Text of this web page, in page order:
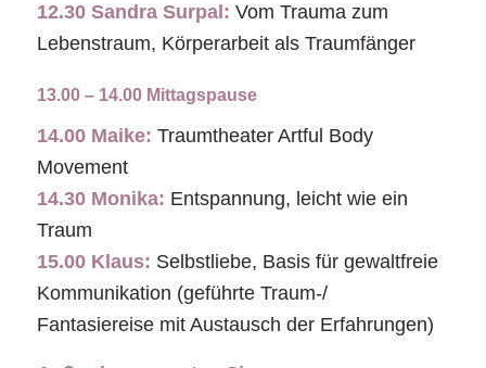
12.30 Sandra Surpal: Vom Trauma zum
Lebenstraum, Körperarbeit als Traumfänger
13.00 – 14.00 Mittagspause
14.00 Maike: Traumtheater Artful Body
Movement
14.30 Monika: Entspannung, leicht wie ein
Traum
15.00 Klaus: Selbstliebe, Basis für gewaltfreie
Kommunikation (geführte Traum-/
Fantasiereise mit Austausch der Erfahrungen)